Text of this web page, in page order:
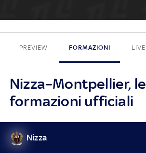
2 - 0
PREVIEW FORMAZIONI LIVE
Nizza–Montpellier, le
formazioni ufficiali
Nizza